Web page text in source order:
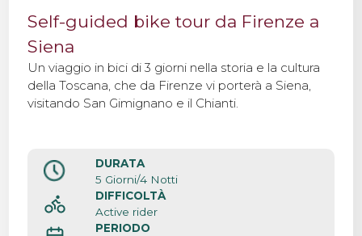
Self-guided bike tour da Firenze a
Siena
Un viaggio in bici di 3 giorni nella storia e la cultura
della Toscana, che da Firenze vi porterà a Siena,
visitando San Gimignano e il Chianti.
DURATA
5 Giorni/4 Notti
DIFFICOLTÀ
Active rider
PERIODO